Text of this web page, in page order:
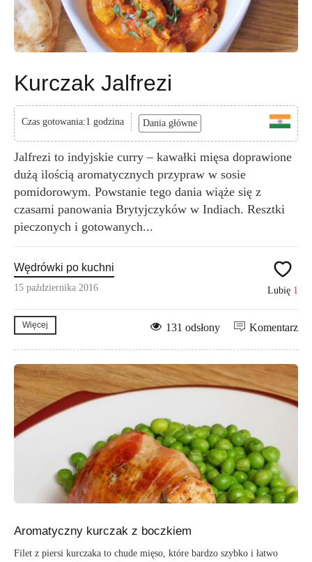
Kurczak Jalfrezi
Czas gotowania:1 godzina Dania główne
Jalfrezi to indyjskie curry – kawałki mięsa doprawione
dużą ilością aromatycznych przypraw w sosie
pomidorowym. Powstanie tego dania wiąże się z
czasami panowania Brytyjczyków w Indiach. Resztki
pieczonych i gotowanych...
Wędrówki po kuchni
15 października 2016 Lubię 1
Więcej Komentarz
131 odsłony
Aromatyczny kurczak z boczkiem
Filet z piersi kurczaka to chude mięso, które bardzo szybko i łatwo